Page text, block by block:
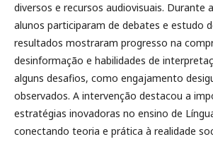
diversos e recursos audiovisuais. Durante
alunos participaram de debates e estudo
resultados mostraram progresso na
desinformação e habilidades de
alguns desafios, como engajamento
observados. A intervenção destacou a
estratégias inovadoras no ensino de
conectando teoria e prática à realidade